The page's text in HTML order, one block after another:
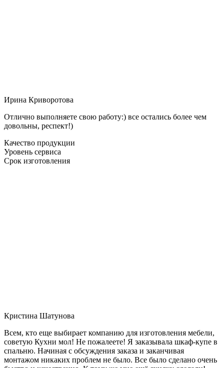
Ирина Криворотова
Отлично выполняете свою работу:) все остались более чем
довольны, респект!)
Качество продукции
Уровень сервиса
Срок изготовления
Кристина Шатунова
Всем, кто еще выбирает компанию для изготовления мебели,
советую Кухни мол! Не пожалеете! Я заказывала шкаф-купе в
спальню. Начиная с обсуждения заказа и заканчивая
монтажом никаких проблем не было. Все было сделано очень